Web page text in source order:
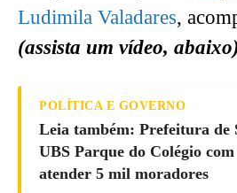
Ludimila Valadares,
(assista um vídeo,
POLÍTICA E GOVERNO
Leia também: Prefeitura de
UBS Parque do Colégio
atender 5 mil moradores